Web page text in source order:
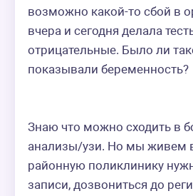
возможно какой-то сбой в
вчера и сегодня делала
отрицательные. Было ли
показывали беременность?
Знаю что можно сходить в
анализы/узи. Но мы живем
районную поликлинику
записи, дозвониться до